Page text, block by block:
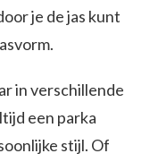
je de jas kunt
in verschillende
een parka
stijl. Of